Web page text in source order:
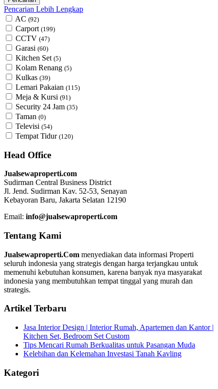
Pencarian Lebih Lengkap
AC (92)
Carport (199)
CCTV (47)
Garasi (60)
Kitchen Set (5)
Kolam Renang (5)
Kulkas (39)
Lemari Pakaian (115)
Meja & Kursi (91)
Security 24 Jam (35)
Taman (0)
Televisi (54)
Tempat Tidur (120)
Head Office
Jualsewaproperti.com
Sudirman Central Business District
Jl. Jend. Sudirman Kav. 52-53, Senayan
Kebayoran Baru, Jakarta Selatan 12190
Email: info@jualsewaproperti.com
Tentang Kami
Jualsewaproperti.Com menyediakan data informasi Properti
seluruh indonesia yang strategis dengan harga terjangkau untuk
memenuhi kebutuhan konsumen, karena banyak nya masyarakat
indonesia yang membutuhkan tempat tinggal yang murah dan
strategis.
Artikel Terbaru
Jasa Interior Design | Interior Rumah, Apartemen dan Kantor |
Kitchen Set, Bedroom Set Custom
Tips Mencari Rumah Berkualitas untuk Pasangan Muda
Kelebihan dan Kelemahan Investasi Tanah Kavling
Kategori